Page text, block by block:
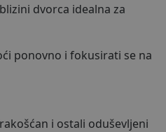
dvorca idealna za
ponovno i fokusirati se na
i ostali oduševljeni